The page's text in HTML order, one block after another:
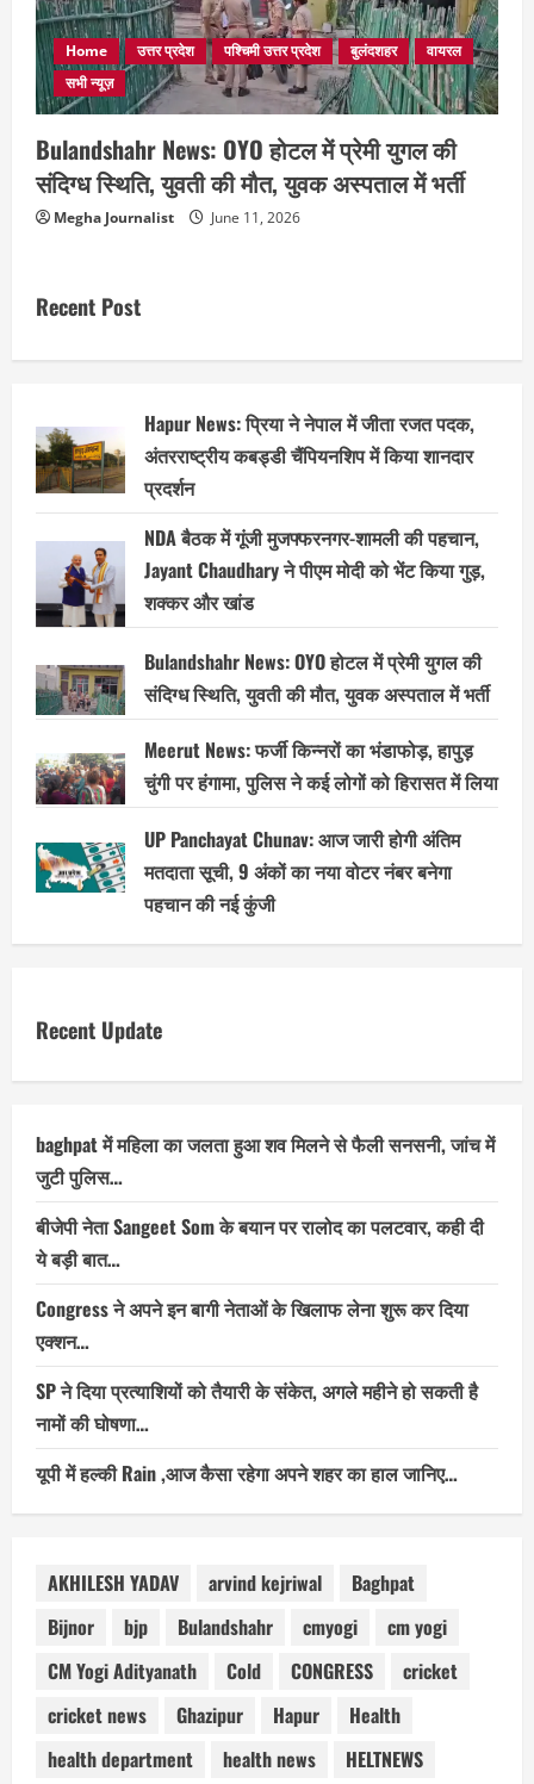
Home उत्तर प्रदेश पश्चिमी उत्तर प्रदेश बुलंदशहर
वायरल
सभी न्यूज़
Bulandshahr News: OYO होटल में प्रेमी युगल की
संदिग्ध स्थिति, युवती की मौत, युवक अस्पताल में भर्ती
Megha Journalist June 11, 2026
Recent Post
Hapur News: प्रिया ने नेपाल में जीता रजत पदक,
अंतरराष्ट्रीय कबड्डी चैंपियनशिप में किया शानदार
प्रदर्शन
NDA बैठक में गूंजी मुजफ्फरनगर-शामली की पहचान,
Jayant Chaudhary ने पीएम मोदी को भेंट किया गुड़,
शक्कर और खांड
Bulandshahr News: OYO होटल में प्रेमी युगल की
संदिग्ध स्थिति, युवती की मौत, युवक अस्पताल में भर्ती
Meerut News: फर्जी किन्नरों का भंडाफोड़, हापुड़
चुंगी पर हंगामा, पुलिस ने कई लोगों को हिरासत में लिया
UP Panchayat Chunav: आज जारी होगी अंतिम
मतदाता सूची, 9 अंकों का नया वोटर नंबर बनेगा
पहचान की नई कुंजी
Recent Update
baghpat में महिला का जलता हुआ शव मिलने से फैली सनसनी, जांच में
जुटी पुलिस…
बीजेपी नेता Sangeet Som के बयान पर रालोद का पलटवार, कही दी
ये बड़ी बात…
Congress ने अपने इन बागी नेताओं के खिलाफ लेना शुरू कर दिया
एक्शन…
SP ने दिया प्रत्याशियों को तैयारी के संकेत, अगले महीने हो सकती है
नामों की घोषणा…
यूपी में हल्की Rain ,आज कैसा रहेगा अपने शहर का हाल जानिए…
AKHILESH YADAV arvind kejriwal
Baghpat
Bijnor
bjp Bulandshahr cmyogi
cm yogi
CM Yogi Adityanath
Cold CONGRESS
cricket
cricket news
Ghazipur Hapur
Health
health department
health news
HELTNEWS